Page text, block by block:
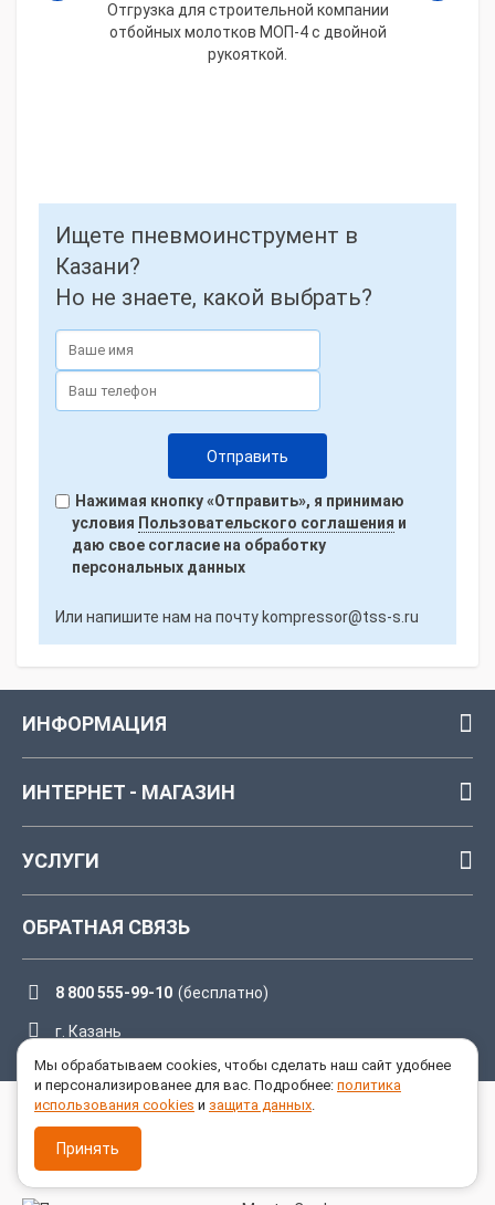
Отгрузка для строительной компании
отбойных молотков МОП-4 с двойной
рукояткой.
Ищете пневмоинструмент в
Казани?
Но не знаете, какой выбрать?
Нажимая кнопку «Отправить», я принимаю
условия Пользовательского соглашения и
даю свое согласие на обработку
персональных данных
Или напишите нам на почту kompressor@tss-s.ru
ИНФОРМАЦИЯ
ИНТЕРНЕТ - МАГАЗИН
УСЛУГИ
ОБРАТНАЯ СВЯЗЬ
8 800 555-99-10 (бесплатно)
г. Казань
ПРИНИМАЕМ К ОПЛАТЕ
Мы обрабатываем cookies, чтобы сделать наш сайт удобнее
и персонализированее для вас. Подробнее: политика
использования cookies и защита данных.
Принять